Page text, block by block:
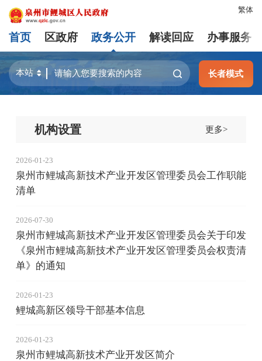
繁体
首页 区政府 政务公开 解读回应 办事服务
长者模式
机构设置 更多>
2026-01-23
泉州市鲤城高新技术产业开发区管理委员会工作职能
清单
2026-07-30
泉州市鲤城高新技术产业开发区管理委员会关于印发
《泉州市鲤城高新技术产业开发区管理委员会权责清
单》的通知
2026-01-23
鲤城高新区领导干部基本信息
2026-01-23
泉州市鲤城高新技术产业开发区简介